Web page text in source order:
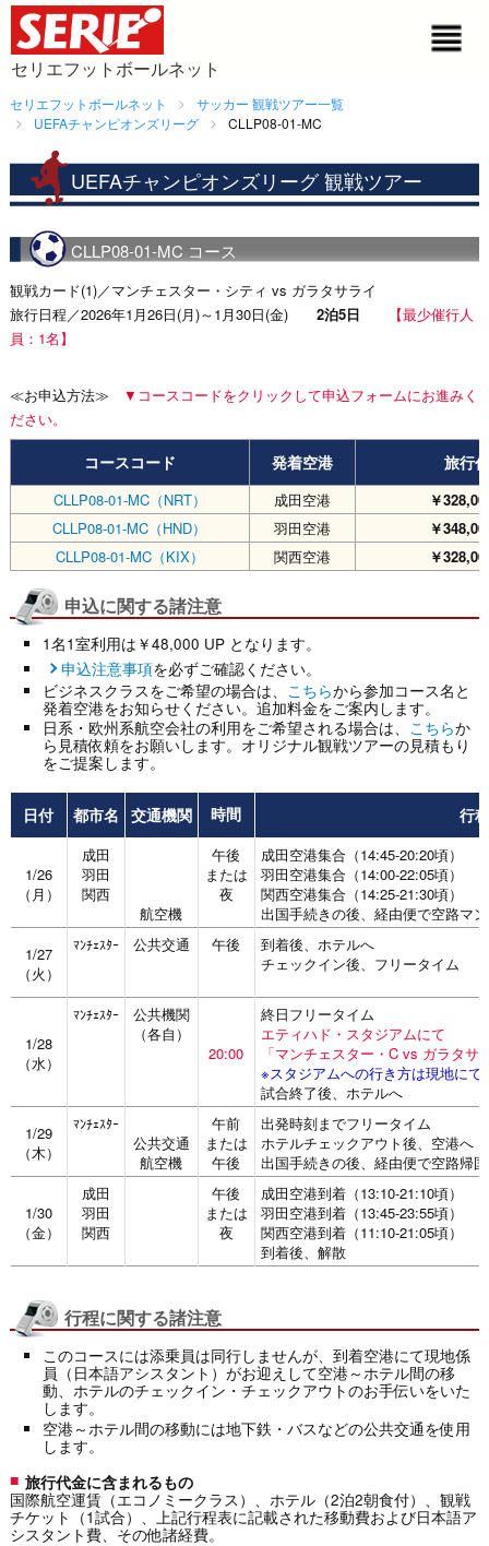
セリエフットボールネット
セリエフットボールネット
サッカー 観戦ツアー一覧
UEFAチャンピオンズリーグ
CLLP08-01-MC
UEFAチャンピオンズリーグ 観戦ツアー
CLLP08-01-MC コース
観戦カード(1)／マンチェスター・シティ vs ガラタサライ
旅行日程／2026年1月26日(月)～1月30日(金) 2泊5日
【最少催行人
員：1名】
≪お申込方法≫
▼コースコードをクリックして申込フォームにお進みく
ださい。
コースコード 発着空港 旅行
CLLP08-01-MC（NRT） 成田空港
￥
CLLP08-01-MC（HND）
羽田空港
￥
CLLP08-01-MC（KIX）
関西空港 ￥
申込に関する諸注意
1名1室利用は￥48,000 UP となります。
申込注意事項を必ずご確認ください。
ビジネスクラスをご希望の場合は、
こちらから参加コース名と
発着空港をお知らせください。追加料金をご案内します。
日系・欧州系航空会社の利用をご希望される場合は、 こちらか
ら見積依頼をお願いします。オリジナル観戦ツアーの見積もり
をご提案します。
日付 都市名 交通機関 時間 行程
1/26
（月）
成田
羽田
関西
航空機
午後
または
夜
成田空港集合（14:45-20:20頃）
羽田空港集合（14:00-22:05頃）
関西空港集合（14:25-21:30頃）
出国手続きの後、経由便で空路マ
1/27
（火）
ﾏﾝﾁｪｽﾀｰ 公共交通 午後
到着後、ホテルへ
チェックイン後、フリータイム
1/28
（水）
ﾏﾝﾁｪｽﾀｰ
公共機関
（各自）
20:00
終日フリータイム
エティハド・スタジアムにて
「マンチェスター・C vs ガラタサ
※スタジアムへの行き方は現地に
試合終了後、ホテルへ
1/29
（木）
ﾏﾝﾁｪｽﾀｰ
公共交通
航空機
午前
または
午後
出発時刻までフリータイム
ホテルチェックアウト後、空港へ
出国手続きの後、経由便で空路帰
1/30
（金）
成田
羽田
関西
午後
または
夜
成田空港到着（13:10-21:10頃）
羽田空港到着（13:45-23:55頃）
関西空港到着（11:10-21:05頃）
到着後、解散
行程に関する諸注意
このコースには添乗員は同行しませんが、到着空港にて現地係
員（日本語アシスタント）がお迎えして空港～ホテル間の移
動、ホテルのチェックイン・チェックアウトのお手伝いをいた
します。
空港～ホテル間の移動には地下鉄・バスなどの公共交通を使用
します。
旅行代金に含まれるもの
国際航空運賃（エコノミークラス）、ホテル（2泊2朝食付）、観戦
チケット（1試合）、上記行程表に記載された移動費および日本語ア
シスタント費、その他諸経費。